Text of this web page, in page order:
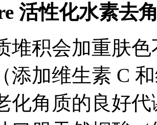
活性化水素去
堆积会加重肤
添加维生素 C
化角质的良好